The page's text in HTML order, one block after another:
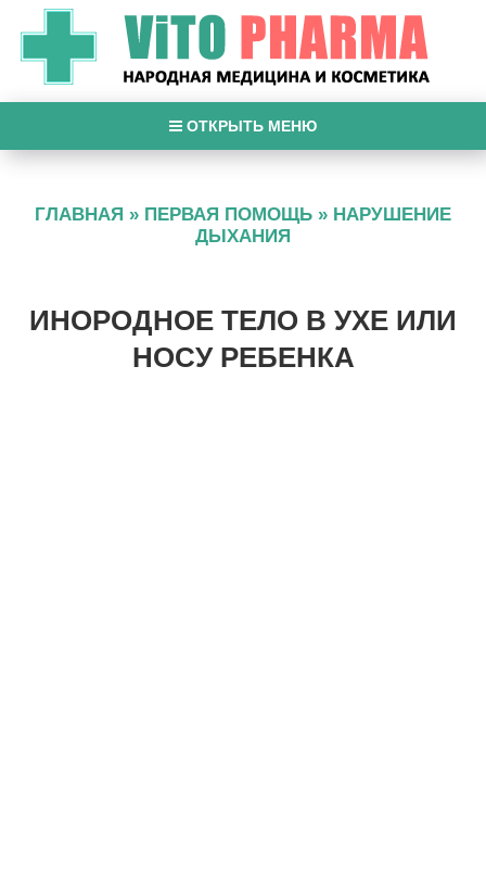
ОТКРЫТЬ МЕНЮ
ГЛАВНАЯ » ПЕРВАЯ ПОМОЩЬ » НАРУШЕНИЕ
ДЫХАНИЯ
ИНОРОДНОЕ ТЕЛО В УХЕ ИЛИ
НОСУ РЕБЕНКА